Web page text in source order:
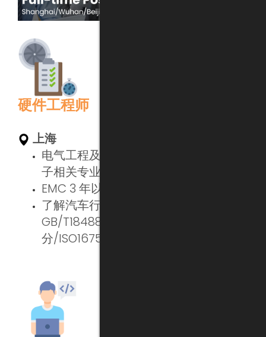
硬件工程师
上海
电气工程及其自动化/机械电子/电力电
子相关专业;
EMC 3 年以上工作经验
了解汽车行业相关测试标准，
GB/T18488-1/2/VW80000-E 部
分/ISO16750-2/ISO7637 等